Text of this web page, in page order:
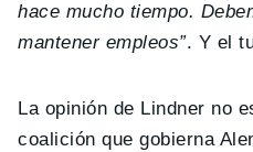
hace mucho tiempo.
mantener empleos”. Y el
La opinión de Lindner no
coalición que gobierna